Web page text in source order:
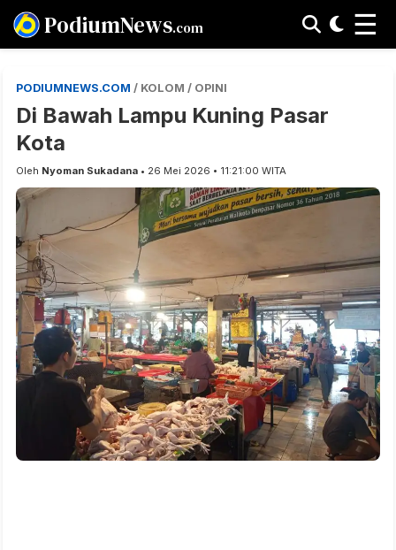
PodiumNews.com ☰
PODIUMNEWS.COM / KOLOM / OPINI
Di Bawah Lampu Kuning Pasar
Kota
Oleh Nyoman Sukadana • 26 Mei 2026 • 11:21:00 WITA